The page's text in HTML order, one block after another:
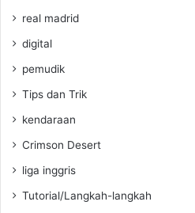
real madrid
digital
pemudik
Tips dan Trik
kendaraan
Crimson Desert
liga inggris
Tutorial/Langkah-langkah